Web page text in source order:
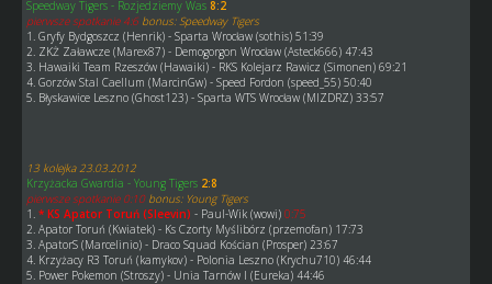
Speedway Tigers - Rozjedziemy Was 8:2
pierwsze spotkanie 4:6 bonus: Speedway Tigers
1. Gryfy Bydgoszcz (Henrik) - Sparta Wrocław (sothis) 51:39
2. ZKŻ Załawcze (Marex87) - Demogorgon Wrocław (Asteck666) 47:43
3. Hawaiki Team Rzeszów (Hawaiki) - RKS Kolejarz Rawicz (Simonen) 69:21
4. Gorzów Stal Caellum (MarcinGw) - Speed Fordon (speed_55) 50:40
5. Błyskawice Leszno (Ghost123) - Sparta WTS Wrocław (MIZDRZ) 33:57
13 kolejka 23.03.2012
Krzyżacka Gwardia - Young Tigers 2:8
pierwsze spotkanie 0:10 bonus: Young Tigers
1. * KS Apator Toruń (Sleevin) - Paul-Wik (wowi) 0:75
2. Apator Toruń (Kwiatek) - Ks Czorty Myślibórz (przemofan) 17:73
3. ApatorS (Marcelinio) - Draco Squad Kościan (Prosper) 23:67
4. Krzyżacy R3 Toruń (kamykov) - Polonia Leszno (Krychu710) 46:44
5. Power Pokemon (Stroszy) - Unia Tarnów I (Eureka) 44:46